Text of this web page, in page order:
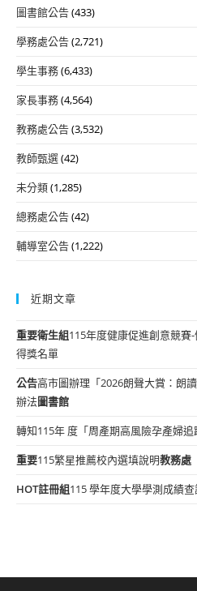
圖書館公告(433)
學務處公告(2,721)
學生事務(6,433)
家長事務(4,564)
教務處公告(3,532)
教師甄選(42)
未分類(1,285)
總務處公告(42)
輔導室公告(1,222)
近期文章
重要衛生組115年度健康促進創意競
得獎名單
公告高市圖辦理「2026朗聲大賞：朗
辦法圖書館
轉知115年 度「周產期高風險孕產婦追
重要115繁星推薦校內選填說明教務處
HOT註冊組115 學年度大學學測成績